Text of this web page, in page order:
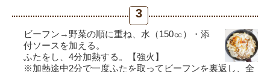
3
ビーフン→野菜の順に重ね、水（150㏄）・添
付ソースを加える。
ふたをし、4分加熱する。【強火】
※加熱途中2分で一度ふたを取ってビーフンを裏返し、全